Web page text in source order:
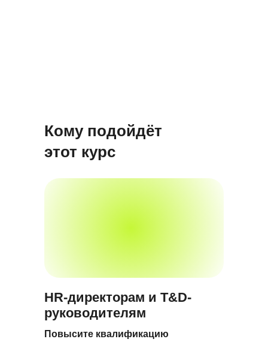
HR-директорам и T&D-
руководителям
Повысите квалификацию
Кому подойдёт
этот курс